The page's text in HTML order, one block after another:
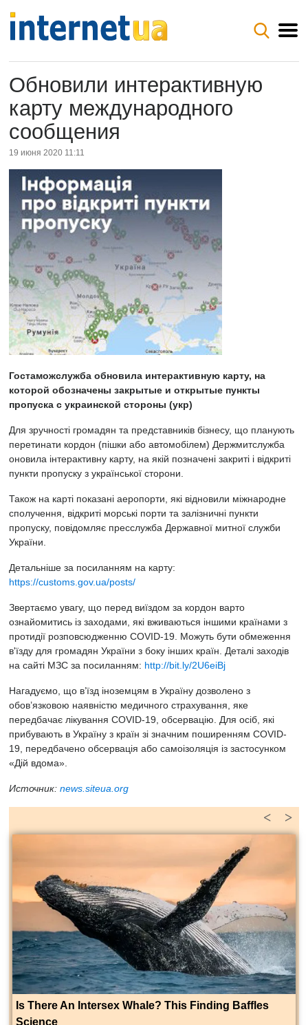
Обновили интерактивную
карту международного
сообщения
19 июня 2020 11:11
Гостаможслужба обновила интерактивную карту, на
которой обозначены закрытые и открытые пункты
пропуска с украинской стороны (укр)
Для зручності громадян та представників бізнесу, що планують
перетинати кордон (пішки або автомобілем) Держмитслужба
оновила інтерактивну карту, на якій позначені закриті і відкриті
пункти пропуску з української сторони.
Також на карті показані аеропорти, які відновили міжнародне
сполучення, відкриті морські порти та залізничні пункти
пропуску, повідомляє пресслужба Державної митної служби
України.
Детальніше за посиланням на карту:
https://customs.gov.ua/posts/
Звертаємо увагу, що перед виїздом за кордон варто
ознайомитись із заходами, які вживаються іншими країнами з
протидії розповсюдженню COVID-19. Можуть бути обмеження
в'їзду для громадян України з боку інших країн. Деталі заходів
на сайті МЗС за посиланням: http://bit.ly/2U6eiBj
Нагадуємо, що в’їзд іноземцям в Україну дозволено з
обов’язковою наявністю медичного страхування, яке
передбачає лікування COVID-19, обсервацію. Для осіб, які
прибувають в Україну з країн зі значним поширенням COVID-
19, передбачено обсервація або самоізоляція із застосунком
«Дій вдома».
Источник: news.siteua.org
>
<
Is There An Intersex Whale? This Finding Baffles
Science